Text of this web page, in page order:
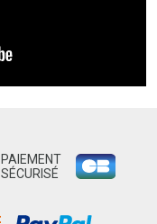
PAIEMENT
SÉCURISÉ